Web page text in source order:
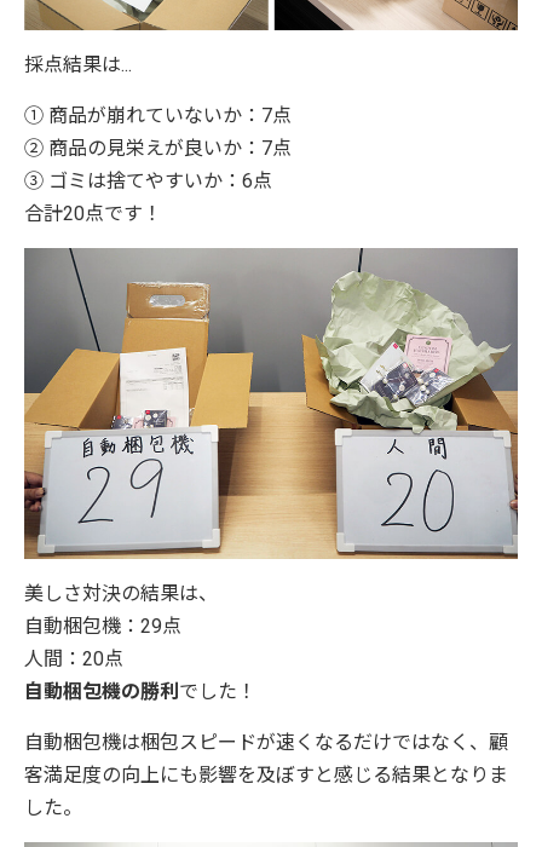
採点結果は...
① 商品が崩れていないか：7点
② 商品の見栄えが良いか：7点
③ ゴミは捨てやすいか：6点
合計20点です！
美しさ対決の結果は、
自動梱包機：29点
人間：20点
自動梱包機の勝利 でした！
自動梱包機は梱包スピードが速くなるだけではなく、顧
客満足度の向上にも影響を及ぼすと感じる結果となりま
した。